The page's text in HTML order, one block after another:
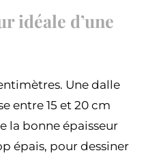
idéale d’une
Une dalle
entre 15 et 20 cm
la bonne épaisseur
épais, pour dessiner